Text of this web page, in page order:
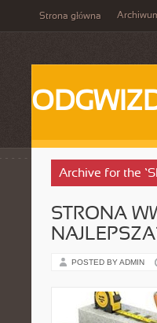
Strona główna
Archive for the
STRONA
POSTED BY ADMIN